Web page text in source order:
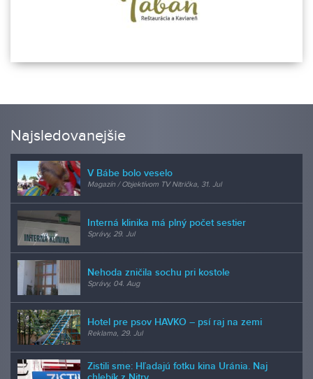
Najsledovanejšie
V Bábe bolo veselo
Magazín / Objektívom TV Nitrička, 31. Jul
Interná klinika má plný počet sestier
Správy, 29. Jul
Nehoda zničila sochu pri kostole
Správy, 04. Aug
Hotel pre psov HAVKO – psí raj na zemi
Reklama, 29. Jul
Zistili sme: Hľadajú fotku kina Uránia. Naj